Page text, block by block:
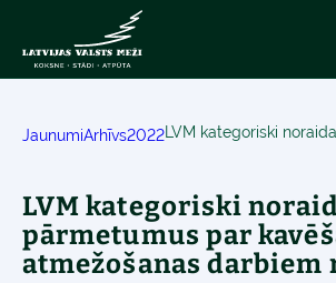
JaunumiArhīvs2022
LVM kategoriski
pārmetumus par
atmežošanas darbiem